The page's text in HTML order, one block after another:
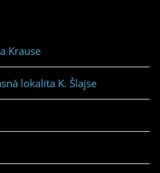
Krause
lokalita K. Šlajse